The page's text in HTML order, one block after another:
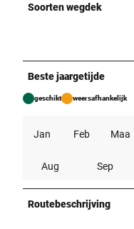
Soorten wegdek
Beste jaargetijde
geschikt weersafhankelijk
Jan Feb Maa
Aug Sep
Routebeschrijving